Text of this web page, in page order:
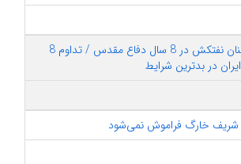
ازجان‌گذشتگی کارکنان نفتکش در 8 سال دفاع مقدس / تداوم 8
در بدترین شرایط
شریف خارگ فراموش نمی‌شود